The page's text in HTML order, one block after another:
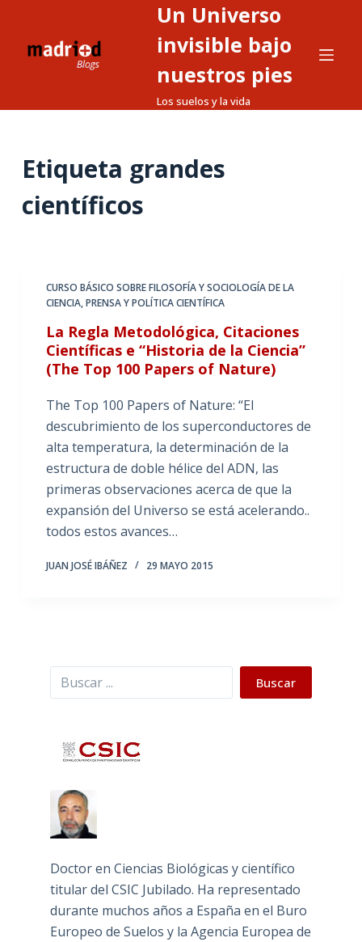
o
Un Universo
invisible bajo
nuestros pies
Los suelos y la vida
Etiqueta grandes
científicos
CURSO BÁSICO SOBRE FILOSOFÍA Y SOCIOLOGÍA DE LA
CIENCIA,PRENSA Y POLÍTICA CIENTÍFICA
La Regla Metodológica, Citaciones
Científicas e “Historia de la Ciencia”
(The Top 100 Papers of Nature)
The Top 100 Papers of Nature: “El
descubrimiento de los superconductores de
alta temperatura, la determinación de la
estructura de doble hélice del ADN, las
primeras observaciones acerca de que la
expansión del Universo se está acelerando..
todos estos avances…
JUAN JOSÉ IBÁÑEZ 29 MAYO 2015
Buscar Buscar
Doctor en Ciencias Biológicas y científico
titular del CSIC Jubilado. Ha representado
durante muchos años a España en el Buro
Europeo de Suelos y la Agencia Europea de